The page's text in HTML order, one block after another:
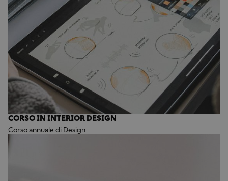
CORSO IN INTERIOR DESIGN
Corso annuale di Design